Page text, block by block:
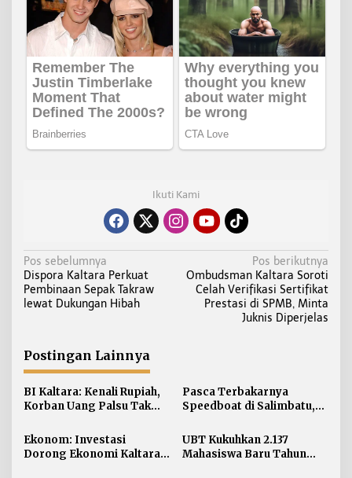
Ikuti Kami
N
a
v
a
s
i
p
o
s
Pos sebelumnya
Dispora Kaltara Perkuat
Pembinaan Sepak Takraw
lewat Dukungan Hibah
Pos berikutnya
Ombudsman Kaltara Soroti
Celah Verifikasi Sertifikat
Prestasi di SPMB, Minta
Juknis Diperjelas
Postingan Lainnya
BI Kaltara: Kenali Rupiah,
Korban Uang Palsu Tak
Pasca Terbakarnya
Speedboat di Salimbatu,
Pengawasan dan Edukasi
Awak Kapal
Ekonom: Investasi
Dorong Ekonomi Kaltara,
UBT Kukuhkan 2.137
Mahasiswa Baru Tahun